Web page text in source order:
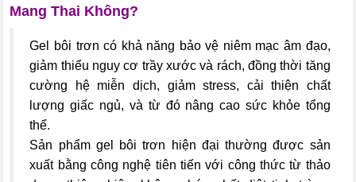
Mang Thai Không?
Gel bôi trơn có khả năng bảo vệ niêm mạc âm đạo,
giảm thiểu nguy cơ trầy xước và rách, đồng thời tăng
cường hệ miễn dịch, giảm stress, cải thiện chất
lượng giấc ngủ, và từ đó nâng cao sức khỏe tổng
thể.
Sản phẩm gel bôi trơn hiện đại thường được sản
xuất bằng công nghệ tiên tiến với công thức từ thảo